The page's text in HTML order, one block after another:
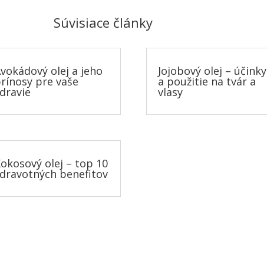
Súvisiace články
olej a jeho
pre vaše
olej – top 10
benefitov
Jojobový olej – účinky
a použitie na tvár a
vlasy